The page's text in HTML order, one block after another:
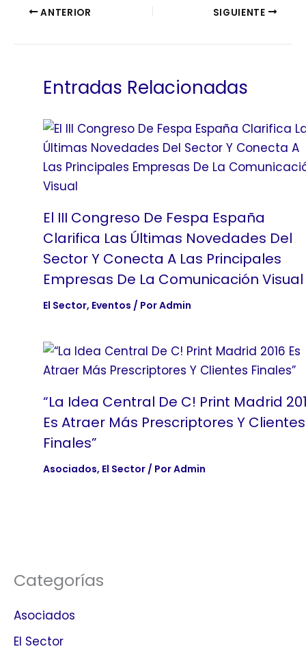
ANTERIOR SIGUIENTE
Entradas Relacionadas
El III Congreso De Fespa España
Clarifica Las Últimas Novedades Del
Sector Y Conecta A Las Principales
Empresas De La Comunicación Visual
El Sector, Eventos / PorAdmin
“La Idea Central De C! Print Madrid
Es Atraer Más Prescriptores Y Clientes
Finales”
Asociados, El Sector/ PorAdmin
Categorías
Asociados
El Sector